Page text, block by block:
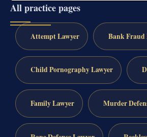
All practice pages
Attempt Lawyer Bank Fraud
Child Pornography Lawyer
Family Lawyer Murder